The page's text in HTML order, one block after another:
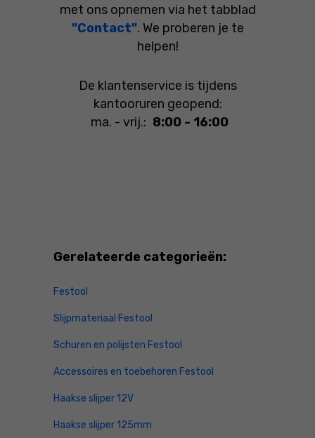
met ons opnemen via het tabblad
"Contact". We proberen je te
helpen!
De klantenservice is tijdens
kantooruren geopend:
ma. - vrij.: 8:00 - 16:00
Gerelateerde categorieën:
Festool
Slijpmateriaal Festool
Schuren en polijsten Festool
Accessoires en toebehoren Festool
Haakse slijper 12V
Haakse slijper 125mm